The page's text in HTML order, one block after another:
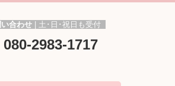
い合わせ 土･日 ･ 祝日も受付
080-2983-1717